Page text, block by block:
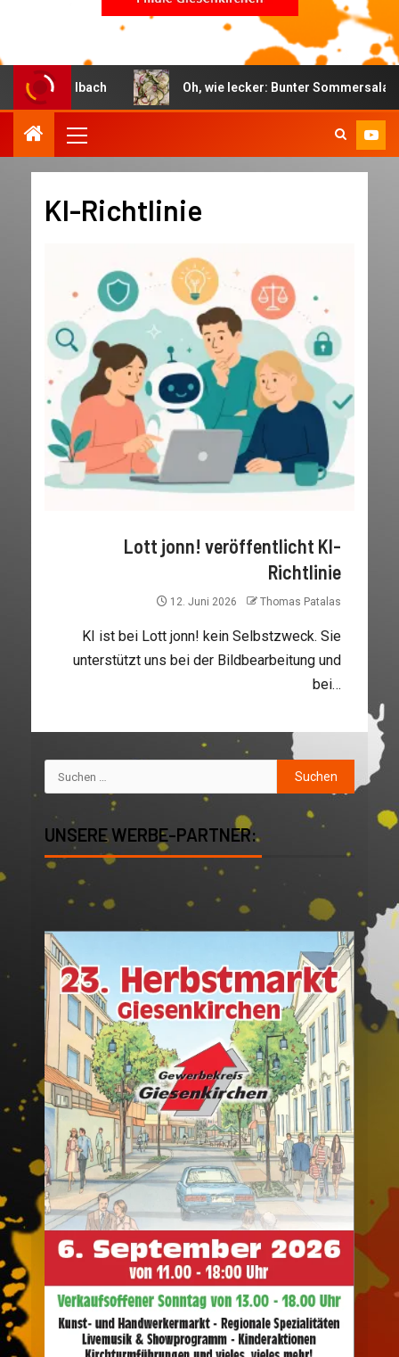
Oh, wie lecker: Bunter Sommersalat nach
KI-Richtlinie
Lott jonn! veröffentlicht KI-
Richtlinie
12. Juni 2026 Thomas Patalas
KI ist bei Lott jonn! kein Selbstzweck. Sie
unterstützt uns bei der Bildbearbeitung und
bei…
UNSERE WERBE-PARTNER: